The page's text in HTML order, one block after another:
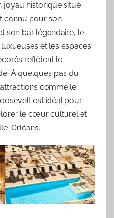
joyau historique situé
connu pour son
son bar légendaire, le
et les espaces
reflètent le
À quelques pas du
comme le
est idéal pour
le cœur culturel et
Orléans.